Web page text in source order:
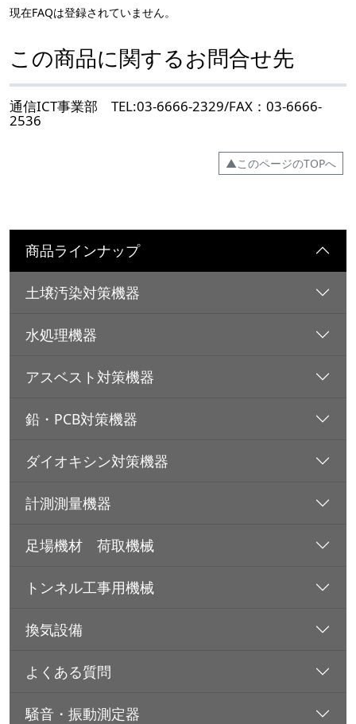
現在FAQは登録されていません。
この商品に関するお問合せ先
通信ICT事業部 TEL:03-6666-2329/FAX：03-6666-
2536
▲このページのTOPへ
商品ラインナップ
土壌汚染対策機器
水処理機器
アスベスト対策機器
鉛・PCB対策機器
ダイオキシン対策機器
計測測量機器
足場機材 荷取機械
トンネル工事用機械
換気設備
よくある質問
騒音・振動測定器